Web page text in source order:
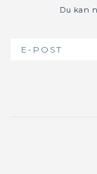
Du kan